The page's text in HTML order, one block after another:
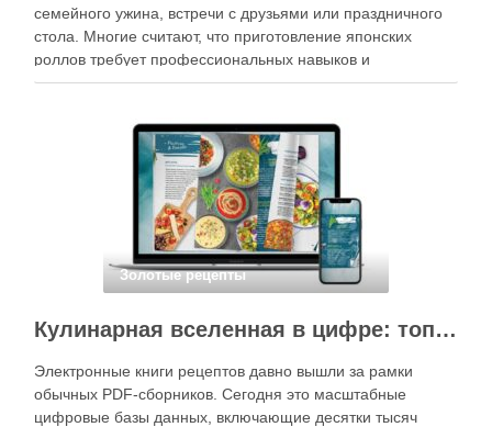
семейного ужина, встречи с друзьями или праздничного
стола. Многие считают, что приготовление японских
роллов требует профессиональных навыков и
специального оборудования, однако на практике сделать
кухне. Главное — …
Золотые рецепты
Кулинарная вселенная в цифре: топ-3 самых больших электронных книг рецептов
Электронные книги рецептов давно вышли за рамки
обычных PDF-сборников. Сегодня это масштабные
цифровые базы данных, включающие десятки тысяч